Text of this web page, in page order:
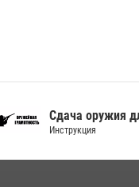
Сдача оружия
Инструкция